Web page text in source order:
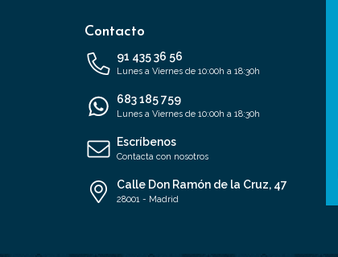
Contacto
91 435 36 56
Lunes a Viernes de 10:00h a 18:30h
683 185 759
Lunes a Viernes de 10:00h a 18:30h
Escríbenos
Contacta con nosotros
Calle Don Ramón de la Cruz, 47
28001 - Madrid